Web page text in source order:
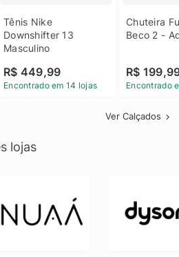
Tênis Nike
Downshifter 13
Masculino
R$ 449,99
Encontrado em 14 lojas
Chuteira
Beco 2 -
R$
Encontrado
Ver Calçados
lojas